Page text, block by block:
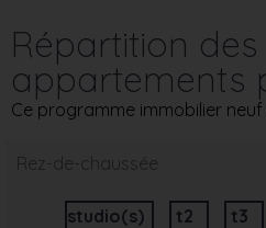
Répartition des
appartements
Ce programme immobilier
Rez-de-chaussée
studio(s) t2 t3